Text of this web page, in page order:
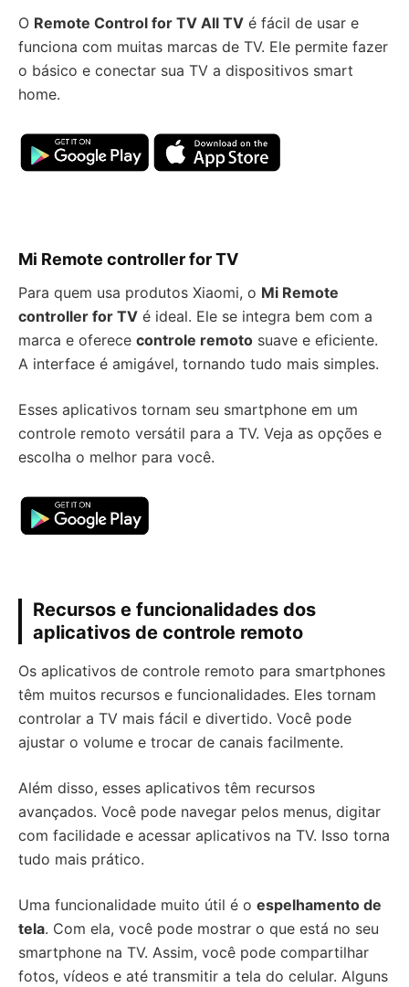
O Remote Control for TV All TV é fácil de usar e
funciona com muitas marcas de TV. Ele permite fazer
o básico e conectar sua TV a dispositivos smart
home.
Mi Remote controller for TV
Para quem usa produtos Xiaomi, o Mi Remote
controller for TV é ideal. Ele se integra bem com a
marca e oferece controle remoto suave e eficiente.
A interface é amigável, tornando tudo mais simples.
Esses aplicativos tornam seu smartphone em um
controle remoto versátil para a TV. Veja as opções e
escolha o melhor para você.
Recursos e funcionalidades dos
aplicativos de controle remoto
Os aplicativos de controle remoto para smartphones
têm muitos recursos e funcionalidades. Eles tornam
controlar a TV mais fácil e divertido. Você pode
ajustar o volume e trocar de canais facilmente.
Além disso, esses aplicativos têm recursos
avançados. Você pode navegar pelos menus, digitar
com facilidade e acessar aplicativos na TV. Isso torna
tudo mais prático.
Uma funcionalidade muito útil é o espelhamento de
tela. Com ela, você pode mostrar o que está no seu
smartphone na TV. Assim, você pode compartilhar
fotos, vídeos e até transmitir a tela do celular. Alguns